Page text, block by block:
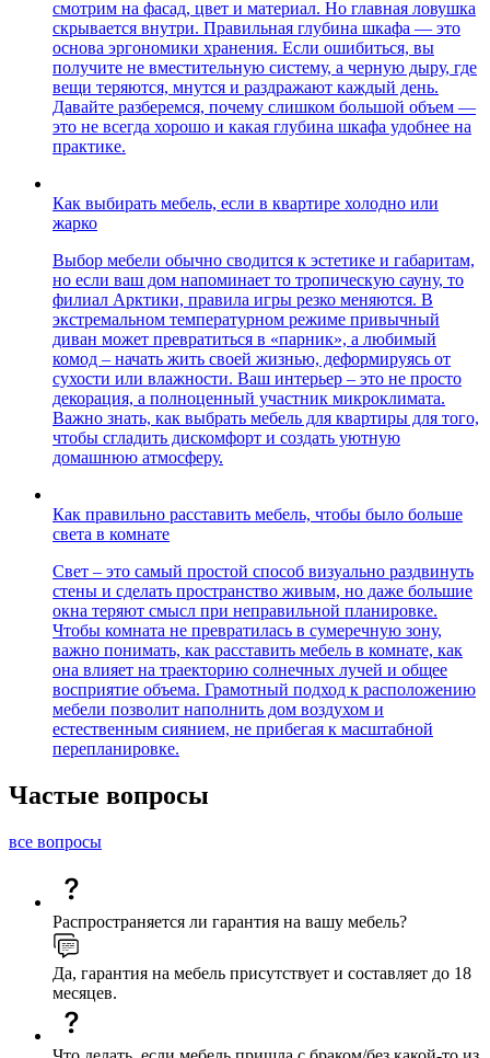
смотрим на фасад, цвет и материал. Но главная ловушка
скрывается внутри. Правильная глубина шкафа — это
основа эргономики хранения. Если ошибиться, вы
получите не вместительную систему, а черную дыру, где
вещи теряются, мнутся и раздражают каждый день.
Давайте разберемся, почему слишком большой объем —
это не всегда хорошо и какая глубина шкафа удобнее на
практике.
Как выбирать мебель, если в квартире холодно или
жарко
Выбор мебели обычно сводится к эстетике и габаритам,
но если ваш дом напоминает то тропическую сауну, то
филиал Арктики, правила игры резко меняются. В
экстремальном температурном режиме привычный
диван может превратиться в «парник», а любимый
комод – начать жить своей жизнью, деформируясь от
сухости или влажности. Ваш интерьер – это не просто
декорация, а полноценный участник микроклимата.
Важно знать, как выбрать мебель для квартиры для того,
чтобы сгладить дискомфорт и создать уютную
домашнюю атмосферу.
Как правильно расставить мебель, чтобы было больше
света в комнате
Свет – это самый простой способ визуально раздвинуть
стены и сделать пространство живым, но даже большие
окна теряют смысл при неправильной планировке.
Чтобы комната не превратилась в сумеречную зону,
важно понимать, как расставить мебель в комнате, как
она влияет на траекторию солнечных лучей и общее
восприятие объема. Грамотный подход к расположению
мебели позволит наполнить дом воздухом и
естественным сиянием, не прибегая к масштабной
перепланировке.
Частые вопросы
все вопросы
Распространяется ли гарантия на вашу мебель?
Да, гарантия на мебель присутствует и составляет до 18
месяцев.